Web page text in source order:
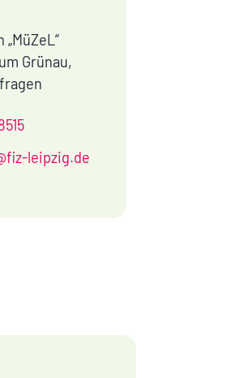
Grünau,
leipzig.de